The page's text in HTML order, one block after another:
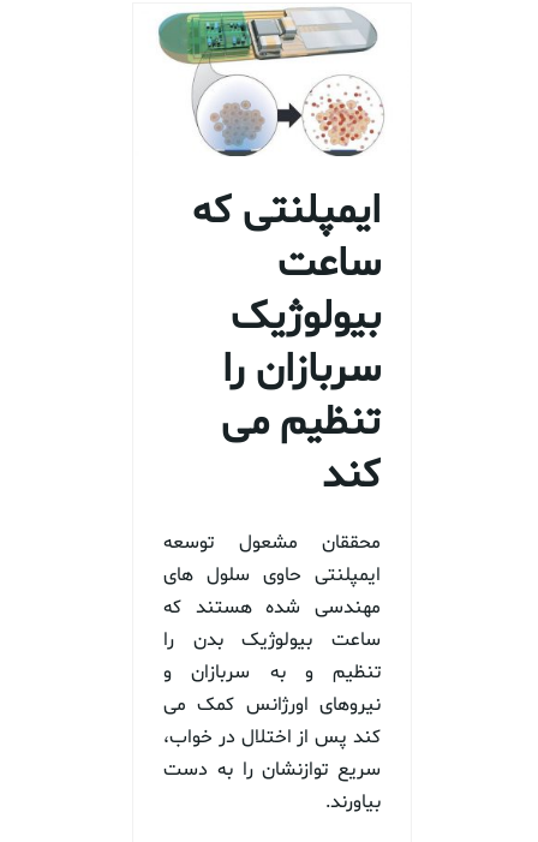
ایمپلنتی که
ساعت
بیولوژیک
سربازان را
تنظیم می
کند
محققان مشعول توسعه
ایمپلنتی حاوی سلول های
مهندسی شده هستند که
ساعت بیولوژیک بدن را
تنظیم و به سربازان و
نیروهای اورژانس کمک می
کند پس از اختلال در خواب،
سریع توازنشان را به دست
بیاورند.